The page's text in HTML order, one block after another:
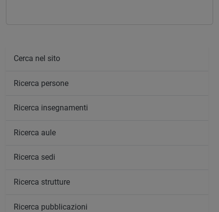
Cerca nel sito
Ricerca persone
Ricerca insegnamenti
Ricerca aule
Ricerca sedi
Ricerca strutture
Ricerca pubblicazioni